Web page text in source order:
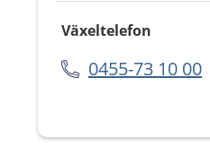
Växeltelefon
0455-73 10 00